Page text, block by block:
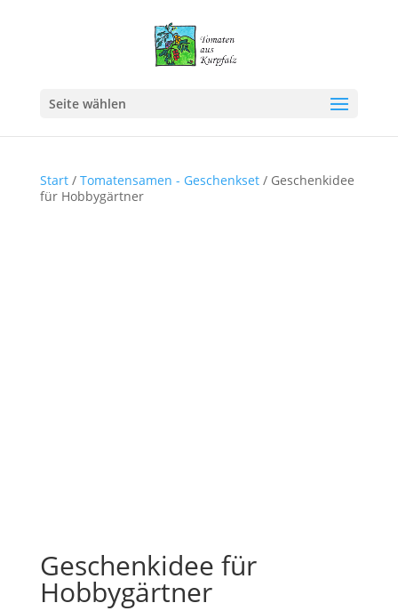
Seite wählen
Start/ Tomatensamen - Geschenkset/ Geschenkidee
für Hobbygärtner
Geschenkidee für
Hobbygärtner